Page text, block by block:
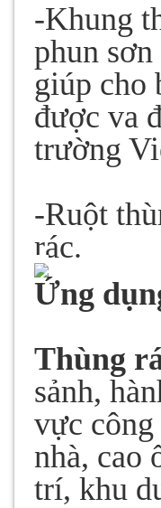
-Khung
phun
giúp cho
được va
trường
-Ruột
rác.
Ứng
Thùng
sảnh,
vực
nhà, cao
trí, khu